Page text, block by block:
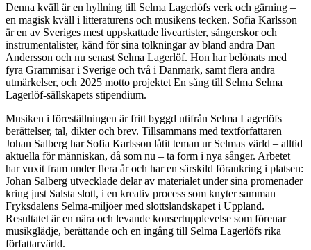
Denna kväll är en hyllning till Selma Lagerlöfs verk och gärning –
en magisk kväll i litteraturens och musikens tecken. Sofia Karlsson
är en av Sveriges mest uppskattade liveartister, sångerskor och
instrumentalister, känd för sina tolkningar av bland andra Dan
Andersson och nu senast Selma Lagerlöf. Hon har belönats med
fyra Grammisar i Sverige och två i Danmark, samt flera andra
utmärkelser, och 2025 motto projektet En sång till Selma Selma
Lagerlöf-sällskapets stipendium.
Musiken i föreställningen är fritt byggd utifrån Selma Lagerlöfs
berättelser, tal, dikter och brev. Tillsammans med textförfattaren
Johan Salberg har Sofia Karlsson låtit teman ur Selmas värld – alltid
aktuella för människan, då som nu – ta form i nya sånger. Arbetet
har vuxit fram under flera år och har en särskild förankring i platsen:
Johan Salberg utvecklade delar av materialet under sina promenader
kring just Salsta slott, i en kreativ process som knyter samman
Fryksdalens Selma-miljöer med slottslandskapet i Uppland.
Resultatet är en nära och levande konsertupplevelse som förenar
musikglädje, berättande och en ingång till Selma Lagerlöfs rika
författarvärld.